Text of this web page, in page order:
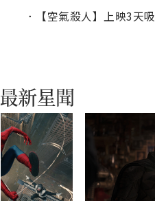
． 【空氣殺人】上映3天吸金近7